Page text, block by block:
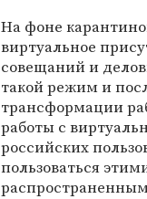
На фоне
виртуальное
совещаний и
такой режим и
трансформации
работы с
российских
пользоваться